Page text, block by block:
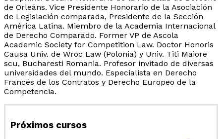
de Orleáns. Vice Presidente Honorario de la Asociación
de Legislación comparada, Presidente de la Sección
América Latina. Miembro de la Academia Internacional
de Derecho Comparado. Former VP de Ascola
Academic Society for Competition Law. Doctor Honoris
Causa Univ. de Wroc Law (Polonia) y Univ. Titi Maiore
scu, Bucharesti Romania. Profesor invitado de diversas
universidades del mundo. Especialista en Derecho
Francés de los Contratos y Derecho Europeo de la
Competencia.
Próximos cursos